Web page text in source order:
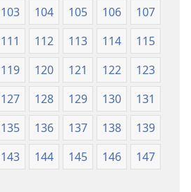
103 104 105 106
107
111 112 113 114
115
119 120 121 122
123
127 128 129 130
131
135 136 137 138
139
143 144 145 146
147